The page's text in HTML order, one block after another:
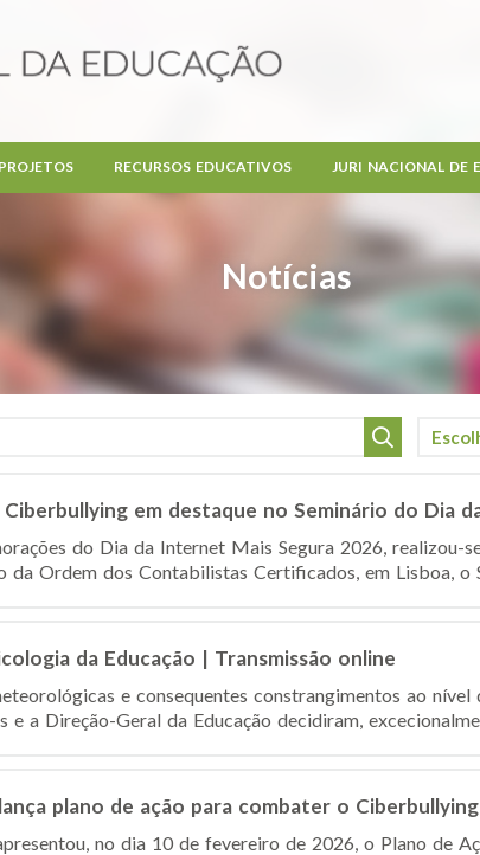
Notícias
PROJETOS RECURSOS EDUCATIVOS JURI NACIONAL DE
em destaque no Seminário do Dia
do Dia da Internet Mais Segura 2026, realizou-
da Ordem dos Contabilistas Certificados, em Lisboa, o
da Educação | Transmissão online
e consequentes constrangimentos ao
e a Direção-Geral da Educação decidiram,
plano de ação para combater o Ciberbullying
no dia 10 de fevereiro de 2026, o Plano de